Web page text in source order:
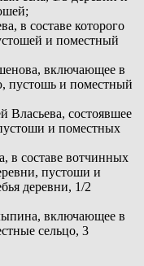
в составе которого
и поместный
включающее в
пустошь и поместный
Власьева, состоявшее
и поместных
в составе вотчинных
пустоши и
деревни, 1/2
включающее в
сельцо, 3